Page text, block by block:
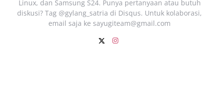
Linux, dan Samsung S24. Punya pertanyaan atau butuh
diskusi? Tag @gylang_satria di Disqus. Untuk kolaborasi,
email saja ke sayugiteam@gmail.com